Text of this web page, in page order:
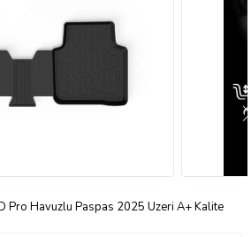
Pro Havuzlu Paspas 2025 Üzeri A+ Kalite